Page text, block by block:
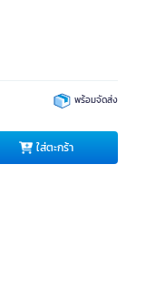
พร้อมจัดส่ง
ใส่ตะกร้า